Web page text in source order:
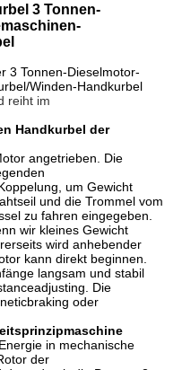
3 Tonnen-
3 Tonnen-Dieselmotor-
Winden-Handkurbel
reiht im
Handkurbel der
angetrieben. Die
um Gewicht
und die Trommel vom
zu fahren eingegeben.
wir kleines Gewicht
wird anhebender
kann direkt beginnen.
langsam und stabil
Die
oder
in mechanische
der